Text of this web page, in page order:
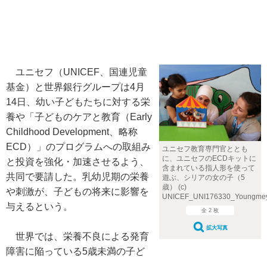
ユニセフ教育専門官ととも
に、ユニセフのECDキットに
含まれている指人形を使って
遊ぶ、シリアの女の子（5
歳） (c)
全 2 枚
拡大写真
ユニセフ（UNICEF、国連児童
基金）と世界銀行グループは4月
14日、幼い子どもたちに対する栄
養や「子どものケアと教育（Early
Childhood Development、略称
ECD）」のプログラムへの取組み
と投資を強化・加速させるよう、
共同で要請した。乳幼児期の栄養
や刺激が、子どもの将来に影響を
与えるという。
世界では、栄養不良による発育
障害に陥っている5歳未満の子ど